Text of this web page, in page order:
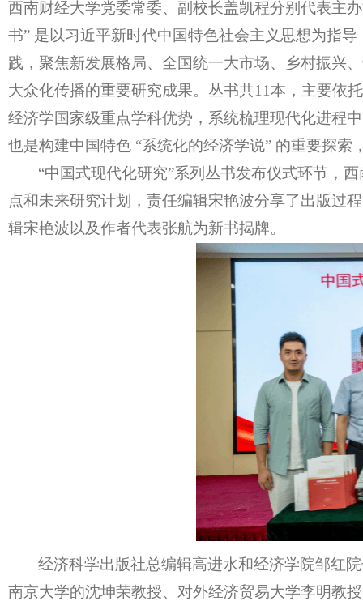
西南财经大学党委常委、副校长盖凯程分别代表主
书” 是以习近平新时代中国特色社会主义思想为指
践，聚焦新发展格局、全国统一大市场、乡村振兴
大众化传播的重要研究成果。丛书共11本，主要依
经济学国家级重点学科优势，系统梳理现代化进程
也是构建中国特色 “系统化的经济学说” 的重要探
“中国式现代化研究”系列丛书发布仪式环节， 西
点和未来研究计划
，责任编辑宋艳波分享了出版过
辑宋艳波以及作者代表张航为新书揭牌。
经济科学出版社总编辑高进水和经济学院邹红
南京大学的沈坤荣教授、对外经济贸易大学李明教